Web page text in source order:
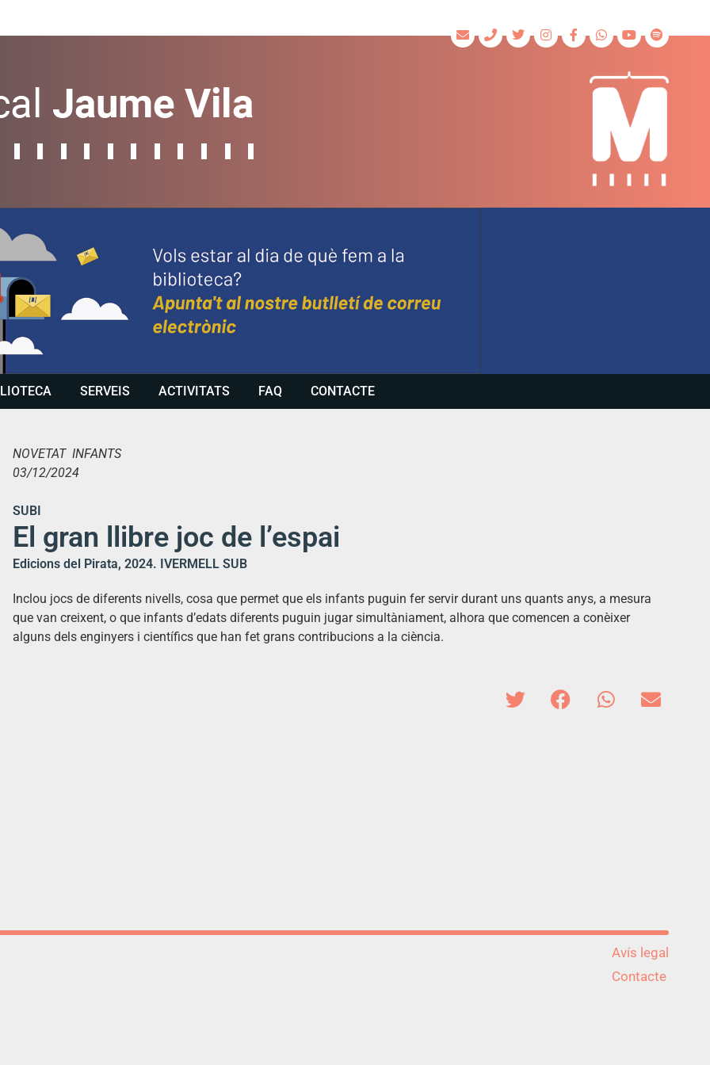
SERVEIS ACTIVITATS FAQ CONTACTE
NOVETAT INFANTS
03/12/2024
SUBI
El gran llibre joc de l’espai
Edicions del Pirata, 2024. IVERMELL SUB
Inclou jocs de diferents nivells, cosa que permet que els infants puguin fer servir durant uns quants anys, a mesura
que van creixent, o que infants d’edats diferents puguin jugar simultàniament, alhora que comencen a conèixer
alguns dels enginyers i científics que han fet grans contribucions a la ciència.
Avís legal
Contacte